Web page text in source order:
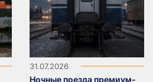
31.07.2026
Ночные поезда премиум-